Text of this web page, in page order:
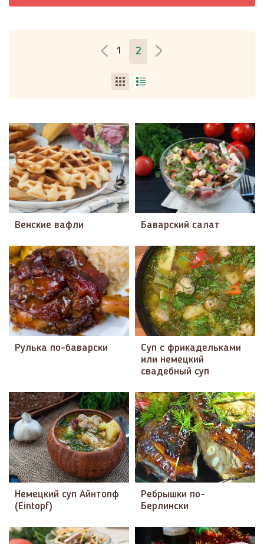
1 2
Венские вафли Баварский салат
Рулька по-баварски
Суп с фрикадельками
или немецкий
свадебный суп
Немецкий суп Айнтопф
(Eintopf)
Ребрышки по-
Берлински